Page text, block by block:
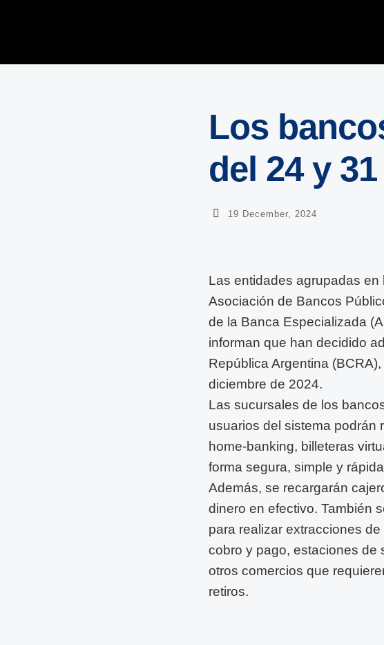
Los
del 24 y
19 December, 2024
Las entidades agrupadas en
Asociación de Bancos
de la Banca Especializada
informan que han decidido
República Argentina
diciembre de 2024.
Las sucursales de los
usuarios del sistema podrán
home-banking, billeteras
forma segura, simple y
Además, se recargarán
dinero en efectivo. También
para realizar extracciones
cobro y pago, estaciones de
otros comercios que
retiros.